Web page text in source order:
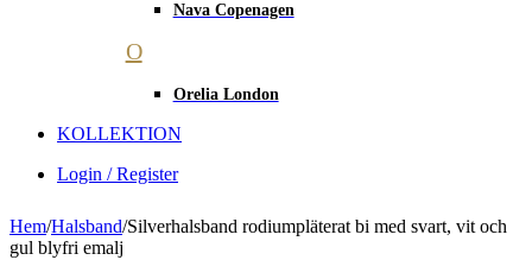
Nava Copenagen
O
Orelia London
KOLLEKTION
Login / Register
Hem/Halsband/Silverhalsband rodiumpläterat bi med svart, vit och
gul blyfri emalj